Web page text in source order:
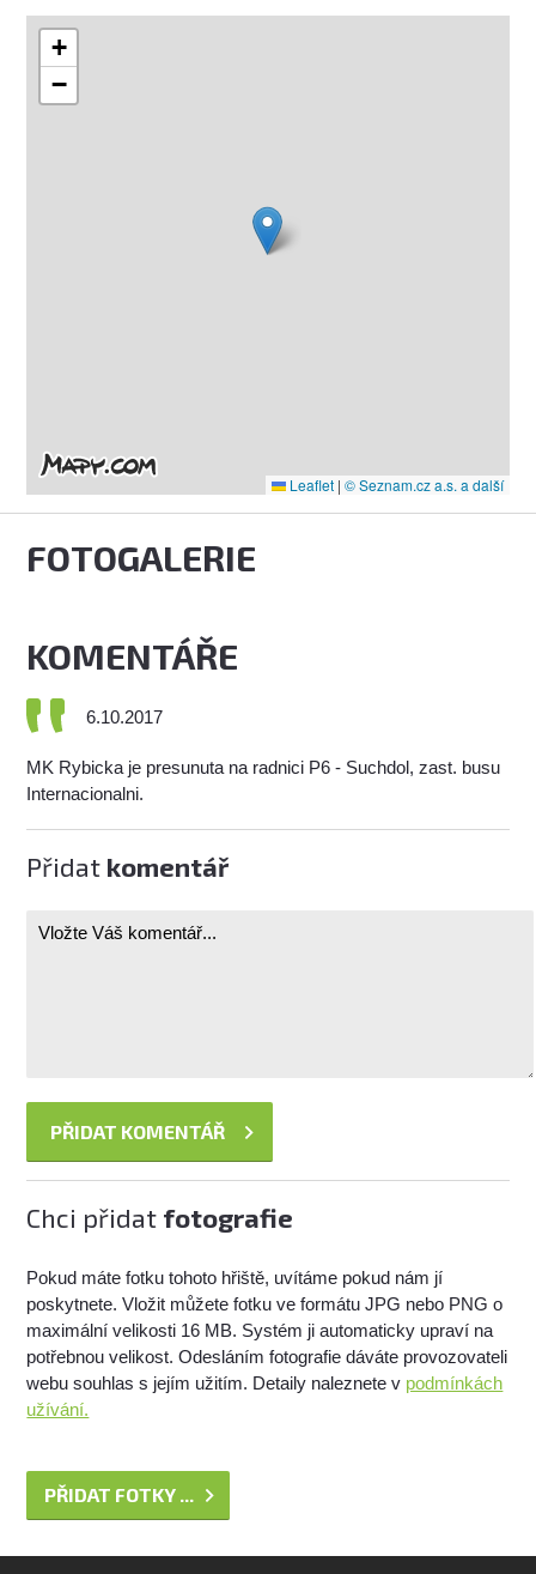
+
−
Leaflet | © Seznam.cz a.s. a další
FOTOGALERIE
KOMENTÁŘE
6.10.2017
MK Rybicka je presunuta na radnici P6 - Suchdol, zast. busu
Internacionalni.
Přidat komentář
Chci přidat fotografie
Pokud máte fotku tohoto hřiště, uvítáme pokud nám jí
poskytnete. Vložit můžete fotku ve formátu JPG nebo PNG o
maximální velikosti 16 MB. Systém ji automaticky upraví na
potřebnou velikost. Odesláním fotografie dáváte provozovateli
webu souhlas s jejím užitím. Detaily naleznete v podmínkách
užívání.
PŘIDAT FOTKY ...